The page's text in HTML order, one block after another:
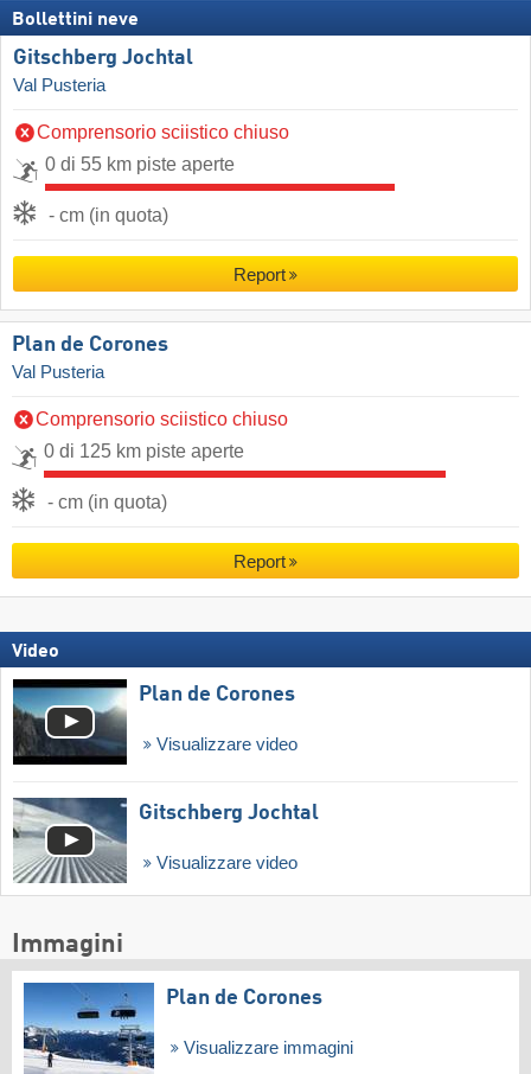
Bollettini neve
Gitschberg Jochtal
Val Pusteria
Comprensorio sciistico chiuso
0 di 55 km piste aperte
- cm (in quota)
Report
Plan de Corones
Val Pusteria
Comprensorio sciistico chiuso
0 di 125 km piste aperte
- cm (in quota)
Report
Video
Plan de Corones
Visualizzare video
Gitschberg Jochtal
Visualizzare video
Immagini
Plan de Corones
Visualizzare immagini